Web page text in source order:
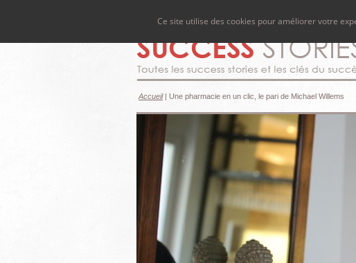
Accueil| Une pharmacie en un clic, le pari de Michael Willems
Ce site utilise des cookies pour améliorer votre